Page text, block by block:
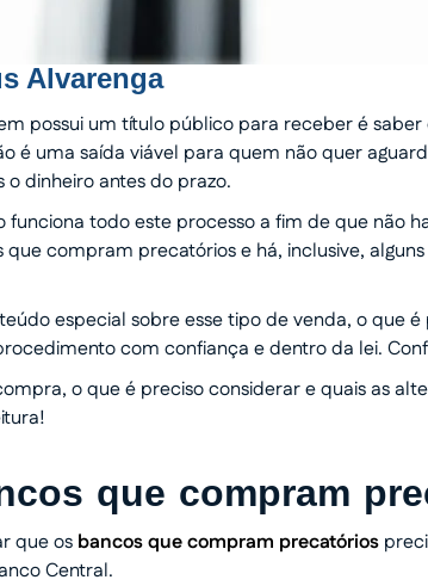
Alvarenga
possui um título público para receber é
é uma saída viável para quem não quer
dinheiro antes do prazo.
todo este processo a fim de que não
que compram precatórios e há, inclusive,
especial sobre esse tipo de venda, o que
com confiança e dentro da lei.
o que é preciso considerar e quais as
que compram
que os bancos que compram precatórios
Central.